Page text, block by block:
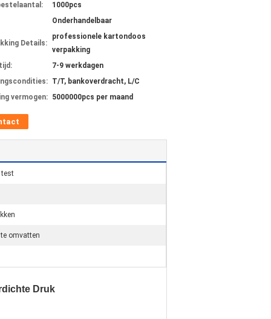
1000pcs
Onderhandelbaar
Details:
professionele kartondoos
verpakking
7-9 werkdagen
T/T, bankoverdracht, L/C
vermogen: 5000000pcs per maand
test
omvatten
Druk